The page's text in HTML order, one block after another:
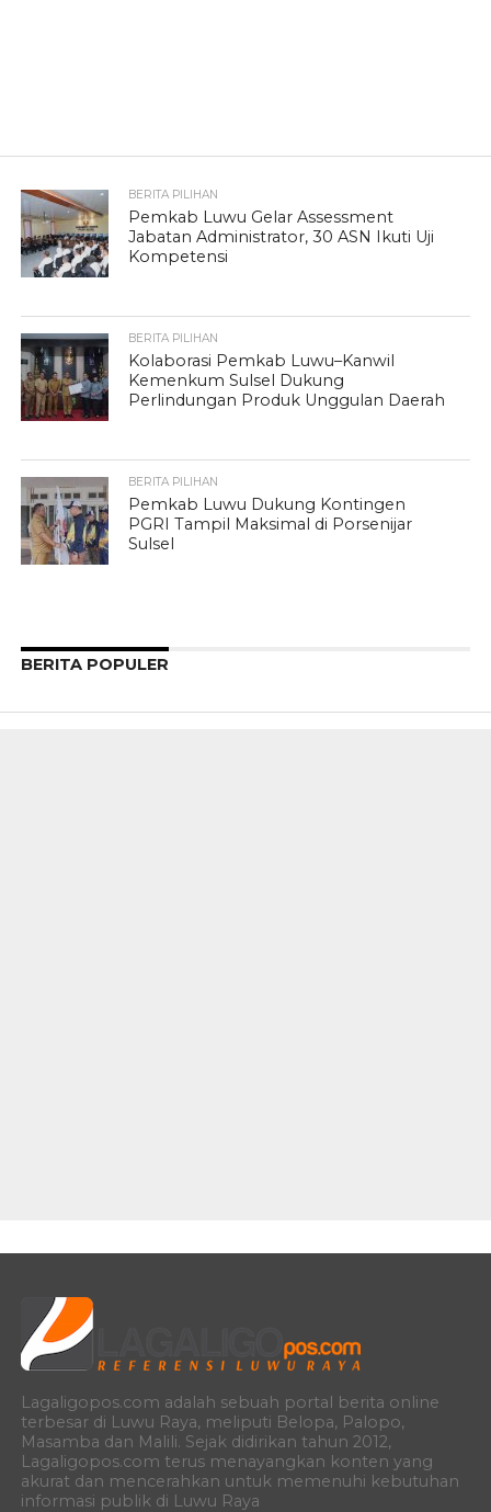
BERITA PILIHAN
Pemkab Luwu Gelar Assessment
Jabatan Administrator, 30 ASN Ikuti Uji
Kompetensi
BERITA PILIHAN
Kolaborasi Pemkab Luwu–Kanwil
Kemenkum Sulsel Dukung
Perlindungan Produk Unggulan Daerah
BERITA PILIHAN
Pemkab Luwu Dukung Kontingen
PGRI Tampil Maksimal di Porsenijar
Sulsel
BERITA POPULER
Lagaligopos.com adalah sebuah portal berita online
terbesar di Luwu Raya, meliputi Belopa, Palopo,
Masamba dan Malili. Sejak didirikan tahun 2012,
Lagaligopos.com terus menayangkan konten yang
akurat dan mencerahkan untuk memenuhi kebutuhan
informasi publik di Luwu Raya